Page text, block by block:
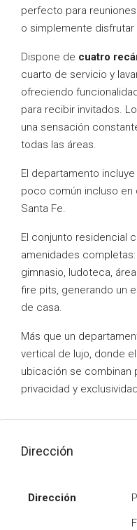
perfecto para
o simplemente disfrutar
Dispone de cuatro
cuarto de servicio y
ofreciendo
para recibir invitados.
una sensación
todas las áreas.
El departamento incluye
poco común incluso en
Santa Fe.
El conjunto residencial
amenidades
gimnasio, ludoteca,
fire pits, generando un
de casa.
Más que un
vertical de lujo, donde
ubicación se combinan
privacidad y
Dirección
Dirección